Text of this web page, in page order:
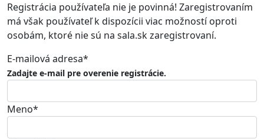
Registrácia používateľa nie je povinná! Zaregistrovaním
má však používateľ k dispozícii viac možností oproti
osobám, ktoré nie sú na sala.sk zaregistrovaní.
E-mailová adresa*
Zadajte e-mail pre overenie registrácie.
Meno*